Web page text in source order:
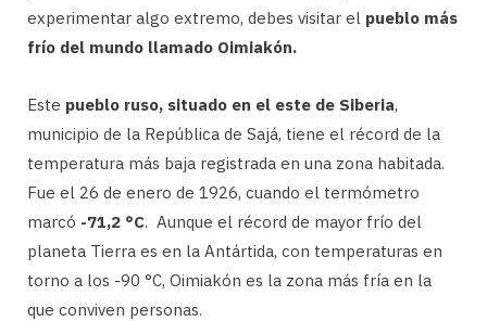
experimentar algo extremo, debes visitar el pueblo más
frío del mundo llamado Oimiakón.
Este pueblo ruso, situado en el este de Siberia,
municipio de la República de Sajá, tiene el récord de la
temperatura más baja registrada en una zona habitada.
Fue el 26 de enero de 1926, cuando el termómetro
marcó -71,2 °C. Aunque el récord de mayor frío del
planeta Tierra es en la Antártida, con temperaturas en
torno a los -90 °C, Oimiakón es la zona más fría en la
que conviven personas.